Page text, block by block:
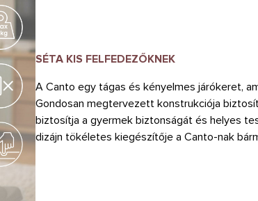
SÉTA KIS FELFEDEZŐKNEK
A Canto egy tágas és kényelmes járókeret,
Gondosan megtervezett konstrukciója
biztosítja a gyermek biztonságát és helyes
dizájn tökéletes kiegészítője a Canto-nak